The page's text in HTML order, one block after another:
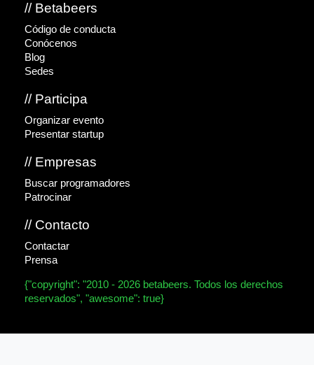
// Betabeers
Código de conducta
Conócenos
Blog
Sedes
// Participa
Organizar evento
Presentar startup
// Empresas
Buscar programadores
Patrocinar
// Contacto
Contactar
Prensa
{"copyright": "2010 - 2026 betabeers. Todos los derechos
reservados", "awesome": true}